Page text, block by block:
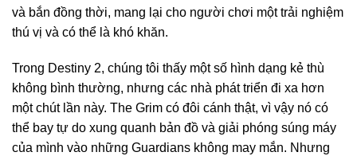
và bắn đồng thời, mang lại cho người chơi một trải nghiệm
thú vị và có thể là khó khăn.
Trong Destiny 2, chúng tôi thấy một số hình dạng kẻ thù
không bình thường, nhưng các nhà phát triển đi xa hơn
một chút lần này. The Grim có đôi cánh thật, vì vậy nó có
thể bay tự do xung quanh bản đồ và giải phóng súng máy
của mình vào những Guardians không may mắn. Nhưng